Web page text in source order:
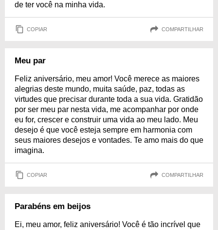
de ter você na minha vida.
COPIAR COMPARTILHAR
Meu par
Feliz aniversário, meu amor! Você merece as maiores
alegrias deste mundo, muita saúde, paz, todas as
virtudes que precisar durante toda a sua vida. Gratidão
por ser meu par nesta vida, me acompanhar por onde
eu for, crescer e construir uma vida ao meu lado. Meu
desejo é que você esteja sempre em harmonia com
seus maiores desejos e vontades. Te amo mais do que
imagina.
COPIAR COMPARTILHAR
Parabéns em beijos
Ei, meu amor, feliz aniversário! Você é tão incrível que